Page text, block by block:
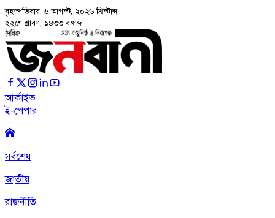
বৃহস্পতিবার, ৬ আগস্ট, ২০২৬ খ্রিস্টাব্দ
২২শে শ্রাবণ, ১৪৩৩ বঙ্গাব্দ
আর্কাইভ
ই-পেপার
সর্বশেষ
জাতীয়
রাজনীতি